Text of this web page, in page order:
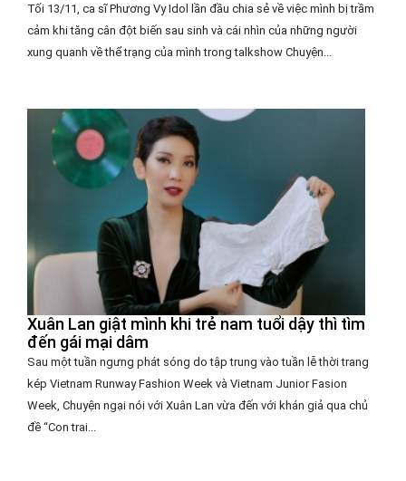
Tối 13/11, ca sĩ Phương Vy Idol lần đầu chia sẻ về việc mình bị trầm
cảm khi tăng cân đột biến sau sinh và cái nhìn của những người
xung quanh về thể trạng của mình trong talkshow Chuyện...
Xuân Lan giật mình khi trẻ nam tuổi dậy thì tìm
đến gái mại dâm
Sau một tuần ngưng phát sóng do tập trung vào tuần lễ thời trang
kép Vietnam Runway Fashion Week và Vietnam Junior Fasion
Week, Chuyện ngại nói với Xuân Lan vừa đến với khán giả qua chủ
đề “Con trai...